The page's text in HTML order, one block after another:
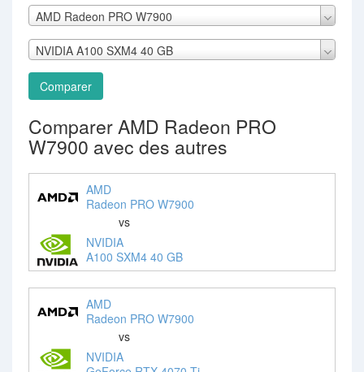
AMD Radeon PRO W7900
NVIDIA A100 SXM4 40 GB
Comparer
Comparer AMD Radeon PRO
W7900 avec des autres
AMD
Radeon PRO W7900
vs
NVIDIA
A100 SXM4 40 GB
AMD
Radeon PRO W7900
vs
NVIDIA